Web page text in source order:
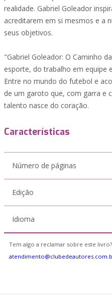
realidade. Gabriel Goleador
acreditarem em si mesmos e a
seus objetivos.
"Gabriel Goleador: O Caminho
esporte, do trabalho em equipe
Entre no mundo do futebol e
de um garoto que, com garra e
talento nasce do coração.
Características
Número de páginas
Edição
Idioma
Tem algo a reclamar sobre este